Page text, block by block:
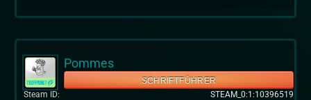
Pommes
SCHRIFTFÜHRER
Steam ID
STEAM_0:1:10396519